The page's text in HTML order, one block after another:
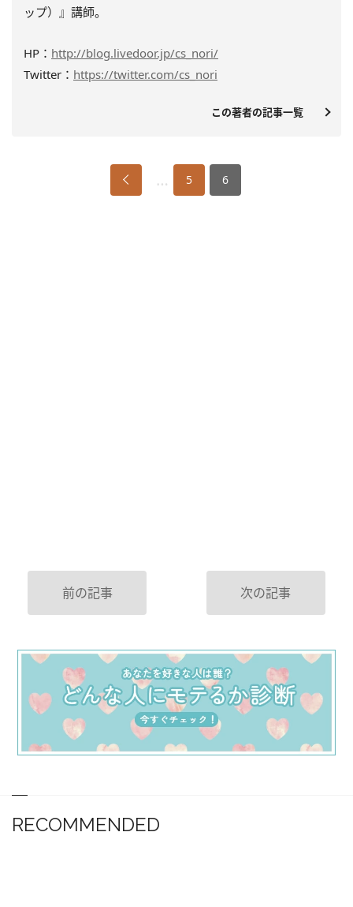
ップ）』講師。
HP： http://blog.livedoor.jp/cs_nori/
Twitter： https://twitter.com/cs_nori
この著者の記事一覧
… 5 6
前の記事 次の記事
RECOMMENDED